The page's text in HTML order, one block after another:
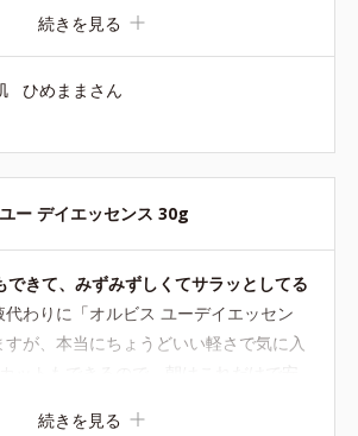
気付き…。それはグリチルなんちゃら配
いいはずなのに...。 私の肌にはやっぱ
らの化粧下地って流れが合っていたみ
てごめん！戻ってきたよオルビス(笑)
続きを見る
ひめままさん
ー デイエッセンス 30g
できて、みずみずしくてサラッとしてる
代わりに「オルビス ユーデイエッセン
が、本当にちょうどいい軽さで気に入
スはみずみずしくてサラッとしているの
続きを見る